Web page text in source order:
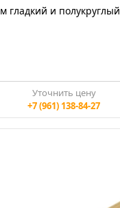
гладкий и полукруглый
Уточнить цену
+7 (961) 138-84-27